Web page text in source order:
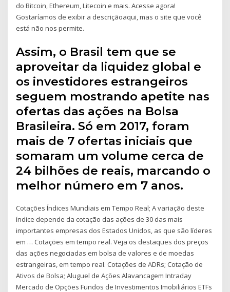
do Bitcoin, Ethereum, Litecoin e mais. Acesse agora!
Gostaríamos de exibir a descriçãoaqui, mas o site que você
está não nos permite.
Assim, o Brasil tem que se
aproveitar da liquidez global e
os investidores estrangeiros
seguem mostrando apetite nas
ofertas das ações na Bolsa
Brasileira. Só em 2017, foram
mais de 7 ofertas iniciais que
somaram um volume cerca de
24 bilhões de reais, marcando o
melhor número em 7 anos.
Cotações Índices Mundiais em Tempo Real; A variação deste
índice depende da cotação das ações de 30 das mais
importantes empresas dos Estados Unidos, as que são líderes
em … Cotações em tempo real. Veja os destaques dos preços
das ações negociadas em bolsa de valores e de moedas
estrangeiras, em tempo real. Cotações de ADRs; Cotação de
Ativos de Bolsa; Aluguel de Ações Alavancagem Intraday
Mercado de Opções Fundos de Investimentos Imobiliários ETFs